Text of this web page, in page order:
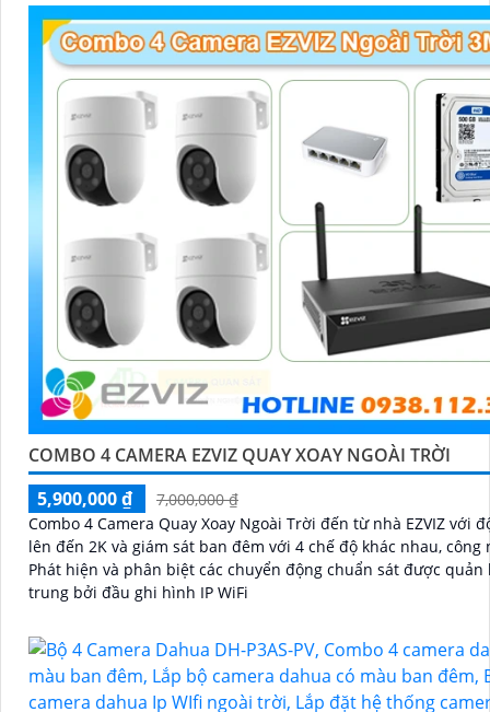
COMBO 4 CAMERA EZVIZ QUAY XOAY NGOÀI TRỜI
5,900,000 ₫
7,000,000 ₫
Combo 4 Camera Quay Xoay Ngoài Trời đến từ nhà EZVIZ với
lên đến 2K và giám sát ban đêm với 4 chế độ khác nhau, công
Phát hiện và phân biệt các chuyển động chuẩn sát được quản
trung bởi đầu ghi hình IP WiFi